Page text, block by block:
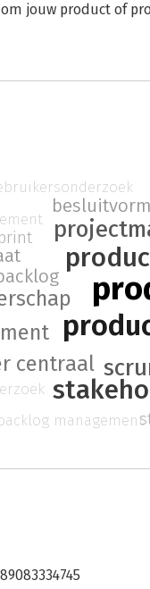
jouw product of
centraal
management